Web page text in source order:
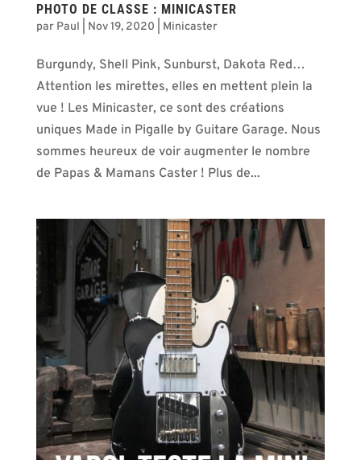
PHOTO DE CLASSE : MINICASTER
par Paul Nov 19, 2020 Minicaster
Burgundy, Shell Pink, Sunburst, Dakota Red…
Attention les mirettes, elles en mettent plein la
vue ! Les Minicaster, ce sont des créations
uniques Made in Pigalle by Guitare Garage. Nous
sommes heureux de voir augmenter le nombre
de Papas & Mamans Caster ! Plus de...